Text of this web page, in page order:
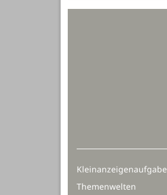
Kleinanzeigenaufgabe
Themenwelten